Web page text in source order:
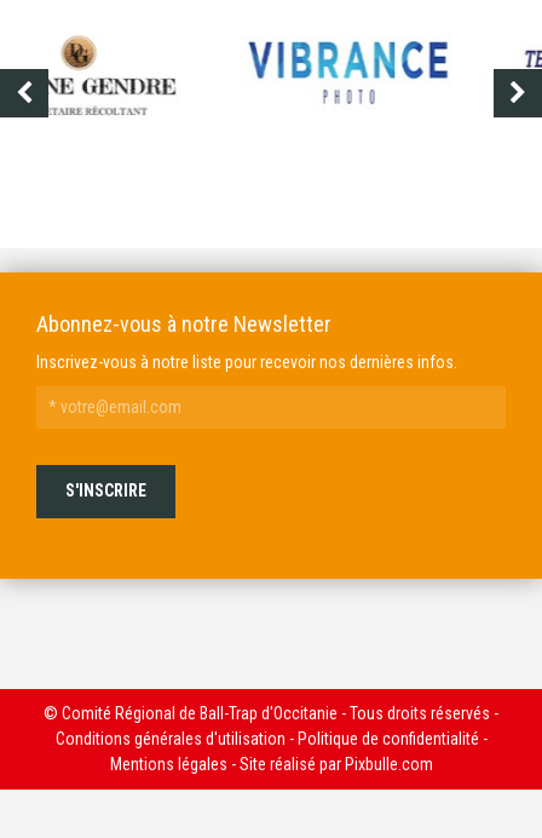
Abonnez-vous à notre Newsletter
Inscrivez-vous à notre liste pour recevoir nos dernières infos.
© Comité Régional de Ball-Trap d'Occitanie - Tous droits réservés -
Conditions générales d'utilisation - Politique de confidentialité -
Mentions légales - Site réalisé par Pixbulle.com